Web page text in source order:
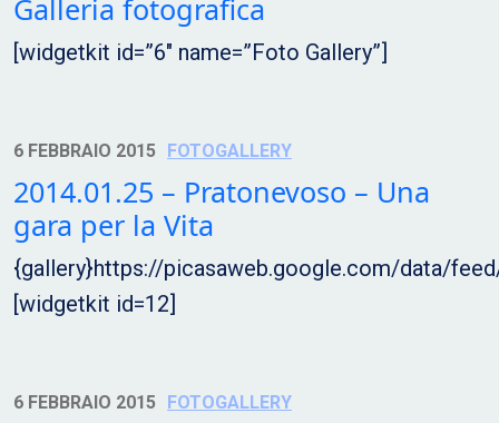
Galleria fotografica
[widgetkit id=”6″ name=”Foto Gallery”]
6 FEBBRAIO 2015 FOTOGALLERY
2014.01.25 – Pratonevoso – Una
gara per la Vita
{gallery}https://picasaweb.google.com/data/
[widgetkit id=12]
6 FEBBRAIO 2015 FOTOGALLERY